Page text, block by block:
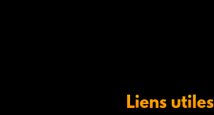
Liens utiles